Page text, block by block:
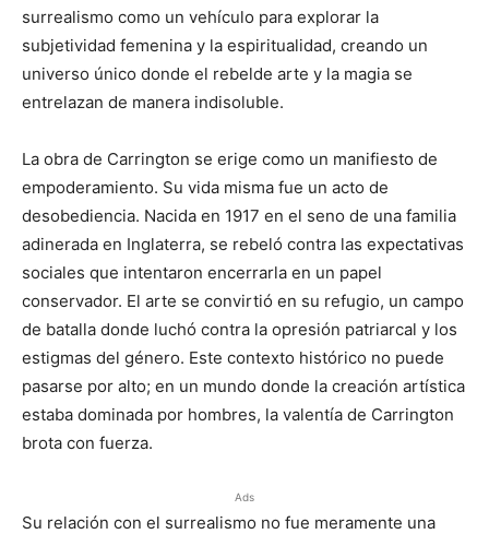
surrealismo como un vehículo para explorar la
subjetividad femenina y la espiritualidad, creando un
universo único donde el rebelde arte y la magia se
entrelazan de manera indisoluble.
La obra de Carrington se erige como un manifiesto de
empoderamiento. Su vida misma fue un acto de
desobediencia. Nacida en 1917 en el seno de una familia
adinerada en Inglaterra, se rebeló contra las expectativas
sociales que intentaron encerrarla en un papel
conservador. El arte se convirtió en su refugio, un campo
de batalla donde luchó contra la opresión patriarcal y los
estigmas del género. Este contexto histórico no puede
pasarse por alto; en un mundo donde la creación artística
estaba dominada por hombres, la valentía de Carrington
brota con fuerza.
Ads
Su relación con el surrealismo no fue meramente una